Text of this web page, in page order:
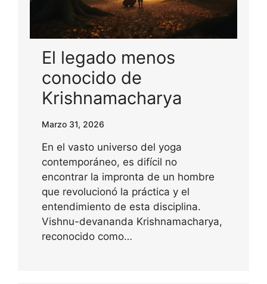
El legado menos
conocido de
Krishnamacharya
Marzo 31, 2026
En el vasto universo del yoga
contemporáneo, es difícil no
encontrar la impronta de un hombre
que revolucionó la práctica y el
entendimiento de esta disciplina.
Vishnu-devananda Krishnamacharya,
reconocido como…